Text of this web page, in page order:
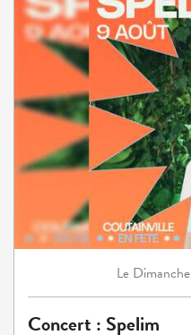
Le Dimanche
Concert : Spelim